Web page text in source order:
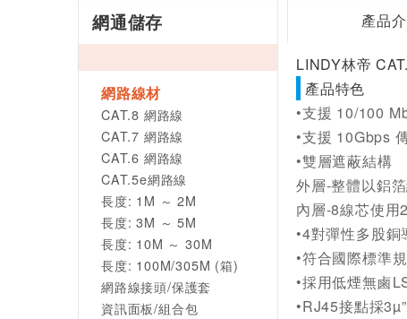
網通儲存
網路線材
CAT.8 網路線
CAT.7 網路線
CAT.6 網路線
CAT.5e網路線
長度: 1M ～ 2M
長度: 3M ～ 5M
長度: 10M ～ 30M
長度: 100M/305M (箱)
網路線接頭/保護套
資訊面板/組合包
產品
LINDY林帝
產品特色
•支援 10/100
•支援 10Gbps
•雙層遮蔽結構
外層-整體以鋁
內層-8線芯使用
•4對彈性多股銅
•符合國際標準
•採用低煙無鹵
•RJ45接點採